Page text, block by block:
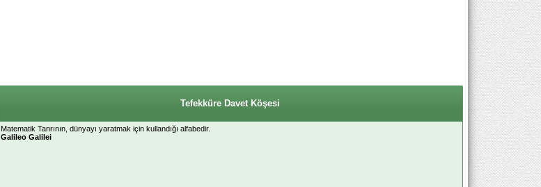
Tefekküre Davet Köşesi
Matematik Tanrının, dünyayı yaratmak için kullandığı alfabedir.
Galileo Galilei